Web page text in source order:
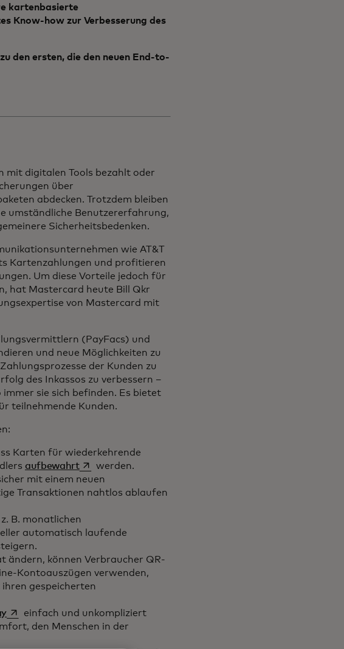
kartenbasierte
Know-how zur Verbesserung des
den ersten, die den neuen End-to-
mit digitalen Tools bezahlt oder
über
abdecken. Trotzdem bleiben
umständliche Benutzererfahrung,
Sicherheitsbedenken.
wie AT&T
Kartenzahlungen und profitieren
Um diese Vorteile jedoch für
hat Mastercard heute Bill Qkr
von Mastercard mit
(PayFacs) und
und neue Möglichkeiten zu
der Kunden zu
des Inkassos zu verbessern –
sie sich befinden. Es bietet
teilnehmende Kunden.
geöffnet
Karten für wiederkehrende
aufbewahrtwird in einer neuen Registerkarte geöffnet
werden.
mit einem neuen
geöffnet
Transaktionen nahtlos ablaufen
B. monatlichen
automatisch laufende
ändern, können Verbraucher QR-
Kontoauszügen verwenden,
gespeicherten
wird in einer neuen Registerkarte geöffnet
einfach und unkompliziert
den Menschen in der